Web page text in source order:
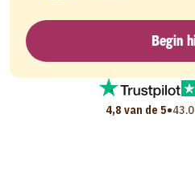
Begin
4,8 van de 5•